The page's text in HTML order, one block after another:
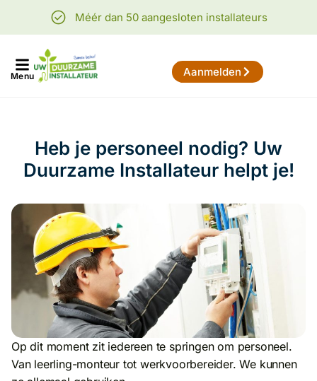
Méér dan 50 aangesloten installateurs
Menu Aanmelden
Heb je personeel nodig? Uw
Duurzame Installateur helpt je!
Op dit moment zit iedereen te springen om personeel.
Van leerling-monteur tot werkvoorbereider. We kunnen